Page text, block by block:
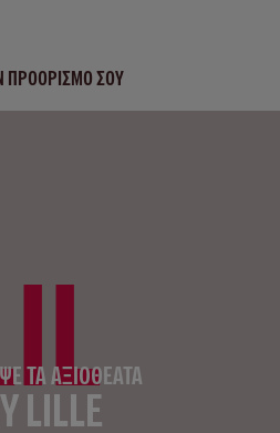
ΠΡΟΟΡΙΣΜΌ ΣΟΥ
ΤΑ ΑΞΙΟΘΈΑΤΑ
LILLE